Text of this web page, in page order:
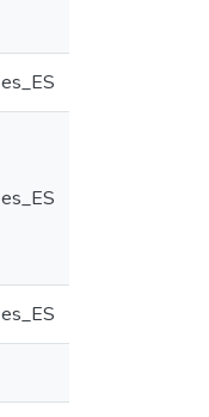
es_ES
es_ES
es_ES